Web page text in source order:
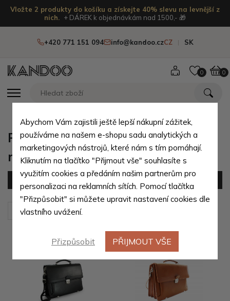
Vložte 2 produkty do košíku a získejte 40% slevu na levnější z
nich.
+ DÁREK k objednávkám nad 1500,- 🎁
+420 771 151 094 info@kandoo.czCZ SK
0 0
Pánské aktovky a kufříky přes
rameno
Filtr
Seřadit podle: Výchozí
Abychom Vám zajistili ještě lepší nákupní zážitek,
používáme na našem e-shopu sadu analytických a
marketingových nástrojů, které nám s tím pomáhají.
Kliknutím na tlačítko "Přijmout vše" souhlasíte s
využitím cookies a předáním našim partnerům pro
personalizaci na reklamních sítích. Pomocí tlačítka
"Přizpůsobit" si můžete upravit nastavení cookies dle
vlastního uvážení.
Přizpůsobit PŘIJMOUT VŠE